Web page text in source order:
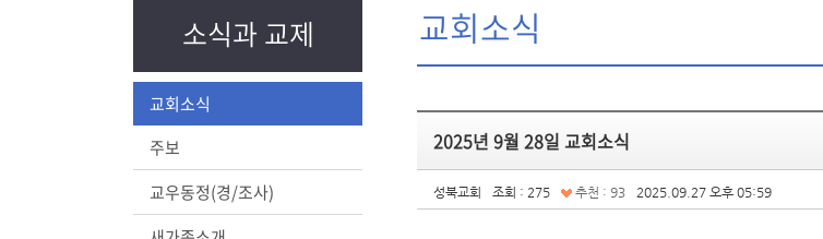
소식과 교제
교회소식
주보
교우동정(경/조사)
교회소식
2025년 9월 28일 교회소식
성북교회 조회 : 275 추천 : 93 2025.09.27 오후 05:59